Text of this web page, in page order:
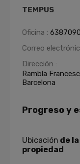
TEMPUS
Oficina :
Correo
Dirección :
Rambla
Barcelona
Progreso y
Ubicación de la
propiedad